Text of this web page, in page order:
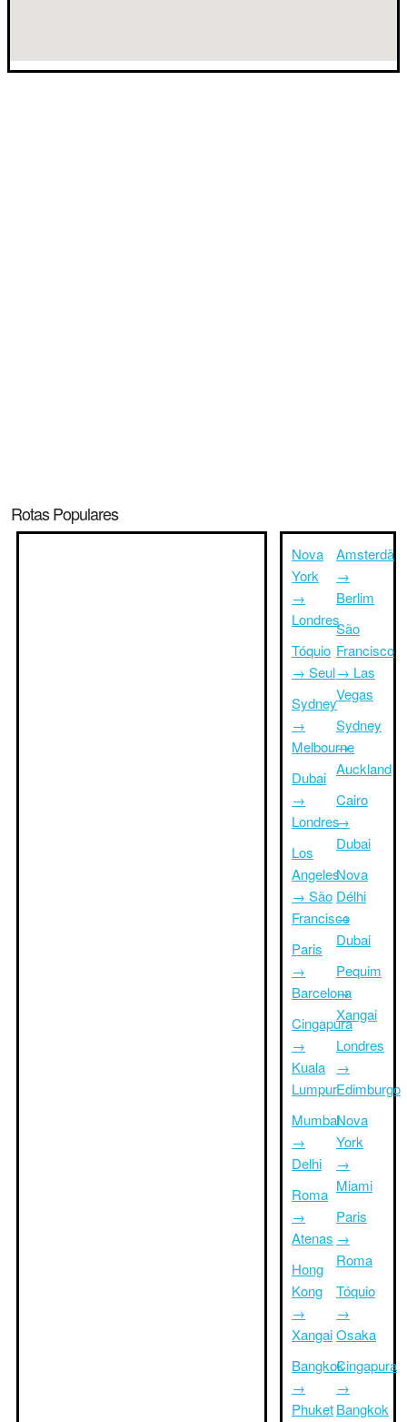
Rotas Populares
Nova
York
→
Londres
Tóquio
→ Seul
Sydney
→
Melbourne
Dubai
→
Londres
Los
Angeles
→ São
Francisco
Paris
→
Barcelona
Cingapura
→
Kuala
Lumpur
Mumbai
→
Delhi
Roma
→
Atenas
Hong
Kong
→
Xangai
Bangkok
→
Phuket
Amsterdã
→
Berlim
São
Francisco
→ Las
Vegas
Sydney
→
Auckland
Cairo
→
Dubai
Nova
Délhi
→
Dubai
Pequim
→
Xangai
Londres
→
Edimburgo
Nova
York
→
Miami
Paris
→
Roma
Tóquio
→
Osaka
Cingapura
→
Bangkok